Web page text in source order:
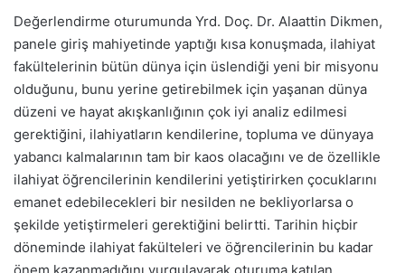
Değerlendirme oturumunda Yrd. Doç. Dr. Alaattin Dikmen,
panele giriş mahiyetinde yaptığı kısa konuşmada, ilahiyat
fakültelerinin bütün dünya için üslendiği yeni bir misyonu
olduğunu, bunu yerine getirebilmek için yaşanan dünya
düzeni ve hayat akışkanlığının çok iyi analiz edilmesi
gerektiğini, ilahiyatların kendilerine, topluma ve dünyaya
yabancı kalmalarının tam bir kaos olacağını ve de özellikle
ilahiyat öğrencilerinin kendilerini yetiştirirken çocuklarını
emanet edebilecekleri bir nesilden ne bekliyorlarsa o
şekilde yetiştirmeleri gerektiğini belirtti. Tarihin hiçbir
döneminde ilahiyat fakülteleri ve öğrencilerinin bu kadar